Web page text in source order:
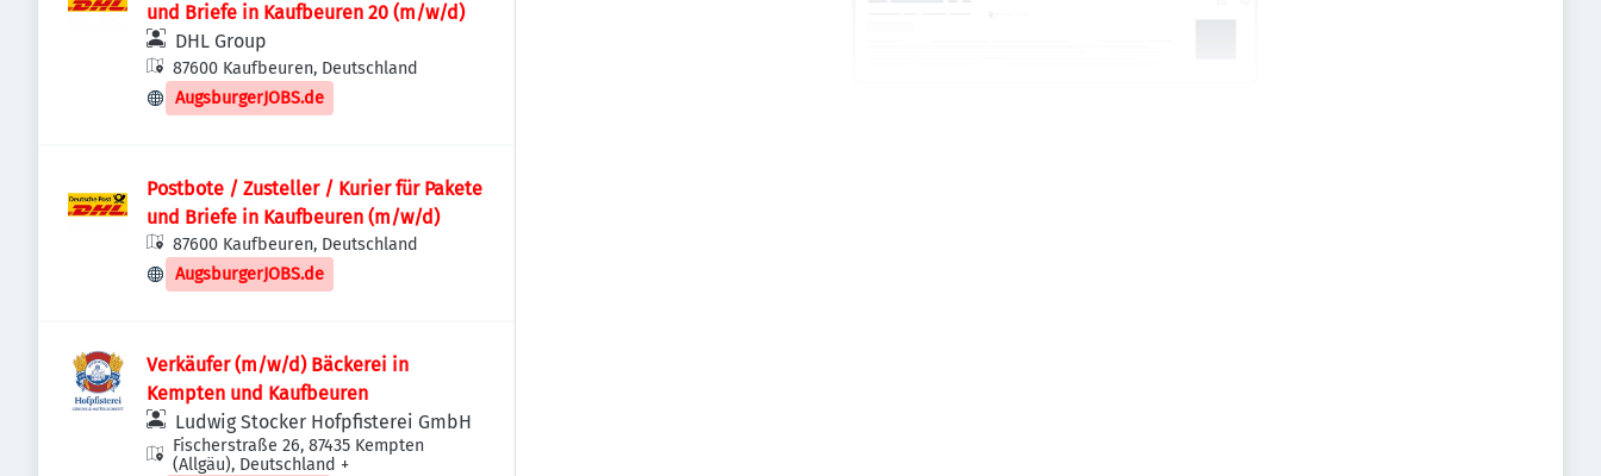
und Briefe in Kaufbeuren 20 (m/w/d)
DHL Group
87600 Kaufbeuren, Deutschland
AugsburgerJOBS.de
Postbote / Zusteller / Kurier für Pakete
und Briefe in Kaufbeuren (m/w/d)
87600 Kaufbeuren, Deutschland
AugsburgerJOBS.de
Verkäufer (m/w/d) Bäckerei in
Kempten und Kaufbeuren
Ludwig Stocker Hofpfisterei GmbH
Fischerstraße 26, 87435 Kempten
(Allgäu), Deutschland +